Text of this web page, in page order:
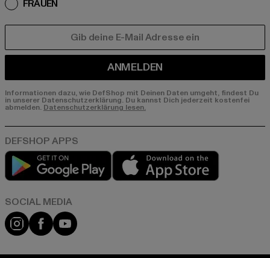
FRAUEN
ANMELDEN
Informationen dazu, wie DefShop mit Deinen Daten umgeht, findest Du
in unserer Datenschutzerklärung. Du kannst Dich jederzeit kostenfei
abmelden. Datenschutzerklärung lesen.
Play market
Instagram
FacebookYouTube